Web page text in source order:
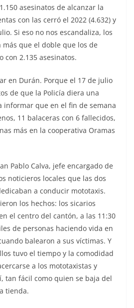
asesinatos de alcanzar la
con las cerró el 2022 (4.632) y
Si eso no nos escandaliza, los
más que el doble que los de
con 2.135 asesinatos.
en Durán. Porque el 17 de julio
de que la Policía diera una
informar que en el fin de semana
11 balaceras con 6 fallecidos,
más en la cooperativa Oramas
Pablo Calva, jefe encargado de
noticieros locales que las dos
a conducir mototaxis.
los hechos: los sicarios
el centro del cantón, a las 11:30
de personas haciendo vida en
balearon a sus víctimas. Y
tuvo el tiempo y la comodidad
a los mototaxistas y
tan fácil como quien se baja del
tienda.